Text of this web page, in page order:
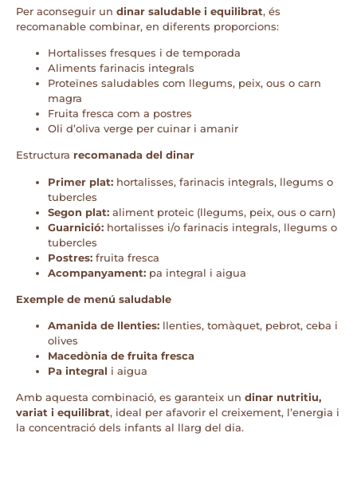
Per aconseguir un dinar saludable i equilibrat, és
recomanable combinar, en diferents proporcions:
Hortalisses fresques i de temporada
Aliments farinacis integrals
Proteïnes saludables com llegums, peix, ous o carn
magra
Fruita fresca com a postres
Oli d’oliva verge per cuinar i amanir
Estructura recomanada del dinar
Primer plat: hortalisses, farinacis integrals, llegums o
tubercles
Segon plat: aliment proteic (llegums, peix, ous o carn)
Guarnició: hortalisses i/o farinacis integrals, llegums o
tubercles
Postres: fruita fresca
Acompanyament: pa integral i aigua
Exemple de menú saludable
Amanida de llenties: llenties, tomàquet, pebrot, ceba i
olives
Macedònia de fruita fresca
Pa integral i aigua
Amb aquesta combinació, es garanteix un dinar nutritiu,
variat i equilibrat, ideal per afavorir el creixement, l’energia i
la concentració dels infants al llarg del dia.